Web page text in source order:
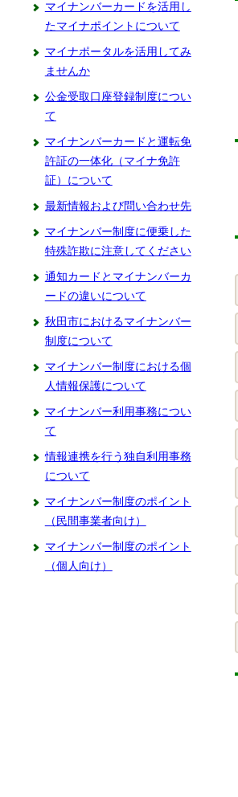
マイナンバーカードを活用し
たマイナポイントについて
マイナポータルを活用してみ
ませんか
公金受取口座登録制度につい
て
マイナンバーカードと運転免
許証の一体化（マイナ免許
証）について
最新情報および問い合わせ先
マイナンバー制度に便乗した
特殊詐欺に注意してください
通知カードとマイナンバーカ
ードの違いについて
秋田市におけるマイナンバー
制度について
マイナンバー制度における個
人情報保護について
マイナンバー利用事務につい
て
情報連携を行う独自利用事務
について
マイナンバー制度のポイント
（民間事業者向け）
マイナンバー制度のポイント
（個人向け）